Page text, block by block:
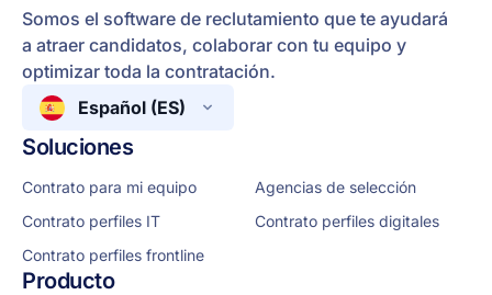
Somos el software de reclutamiento que te ayudará
a atraer candidatos, colaborar con tu equipo y
optimizar toda la contratación.
Español (ES)
Soluciones
Contrato para mi equipo
Agencias de selección
Contrato perfiles IT
Contrato perfiles digitales
Contrato perfiles frontline
Producto